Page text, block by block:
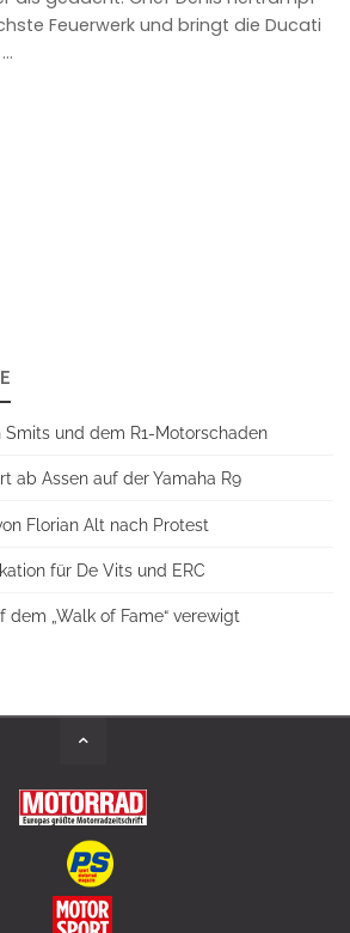
Feuerwerk und bringt die Ducati
Smits und dem R1-Motorschaden
ab Assen auf der Yamaha R9
Florian Alt nach Protest
für De Vits und ERC
dem „Walk of Fame“ verewigt
Back